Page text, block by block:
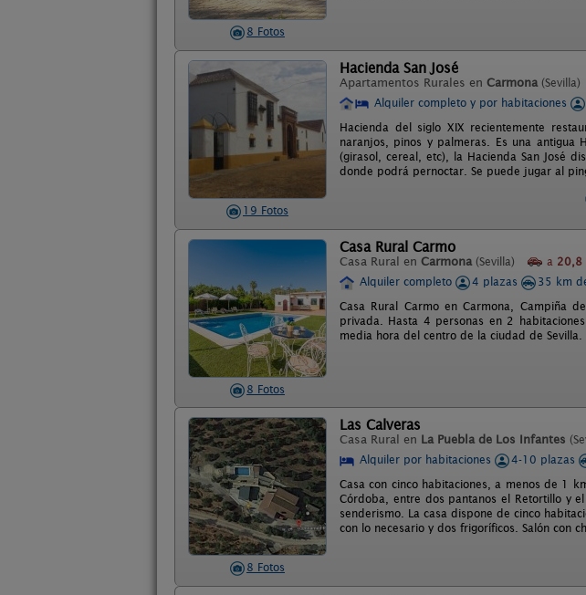
8 Fotos
19 Fotos
Hacienda San José
Apartamentos Rurales en Carmona (Sevilla)
Alquiler completo y por habitaciones
Hacienda del siglo XIX recientemente
naranjos, pinos y palmeras. Es una antigua
(girasol, cereal, etc), la Hacienda San José
donde podrá pernoctar. Se puede jugar al
8 Fotos
Casa Rural Carmo
Casa Rural en Carmona (Sevilla) a 20,8
Alquiler completo
4 plazas 35 km
Casa Rural Carmo en Carmona, Campiña
privada. Hasta 4 personas en 2
media hora del centro de la ciudad de Sevilla.
8 Fotos
Las Calveras
Casa Rural en La Puebla de Los Infantes
Alquiler por habitaciones
4-10 plazas
Casa con cinco habitaciones, a menos de 1
Córdoba, entre dos pantanos el Retortillo y
senderismo. La casa dispone de cinco
con lo necesario y dos frigoríficos. Salón con